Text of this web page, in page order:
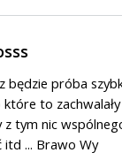
będzie próba
to
z tym nic
itd ... Brawo Wy